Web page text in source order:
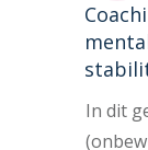
In dit